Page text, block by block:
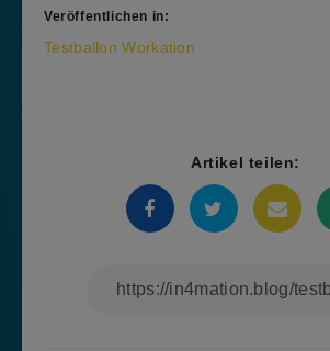
Veröffentlichen in:
Beitragsnavigation
Testballon Workation
Artikel teilen: